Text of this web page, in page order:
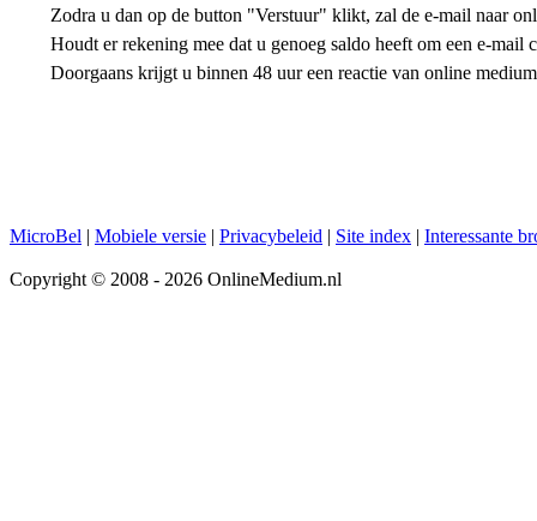
Zodra u dan op de button "Verstuur" klikt, zal de e-mail naar
Houdt er rekening mee dat u genoeg saldo heeft om een e-mail
Doorgaans krijgt u binnen 48 uur een reactie van online
MicroBel | Mobiele versie | Privacybeleid | Site index | Interessante
Copyright © 2008 - 2026 OnlineMedium.nl